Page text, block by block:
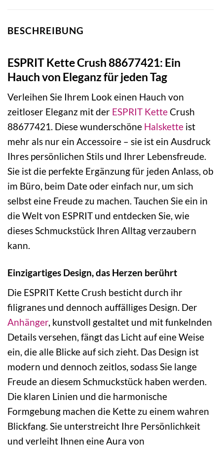
BESCHREIBUNG
ESPRIT Kette Crush 88677421: Ein
Hauch von Eleganz für jeden Tag
Verleihen Sie Ihrem Look einen Hauch von
zeitloser Eleganz mit der ESPRIT KetteCrush
88677421. Diese wunderschöne Halskette ist
mehr als nur ein Accessoire – sie ist ein Ausdruck
Ihres persönlichen Stils und Ihrer Lebensfreude.
Sie ist die perfekte Ergänzung für jeden Anlass, ob
im Büro, beim Date oder einfach nur, um sich
selbst eine Freude zu machen. Tauchen Sie ein in
die Welt von ESPRIT und entdecken Sie, wie
dieses Schmuckstück Ihren Alltag verzaubern
kann.
Einzigartiges Design, das Herzen berührt
Die ESPRIT Kette Crush besticht durch ihr
filigranes und dennoch auffälliges Design. Der
Anhänger, kunstvoll gestaltet und mit funkelnden
Details versehen, fängt das Licht auf eine Weise
ein, die alle Blicke auf sich zieht. Das Design ist
modern und dennoch zeitlos, sodass Sie lange
Freude an diesem Schmuckstück haben werden.
Die klaren Linien und die harmonische
Formgebung machen die Kette zu einem wahren
Blickfang. Sie unterstreicht Ihre Persönlichkeit
und verleiht Ihnen eine Aura von